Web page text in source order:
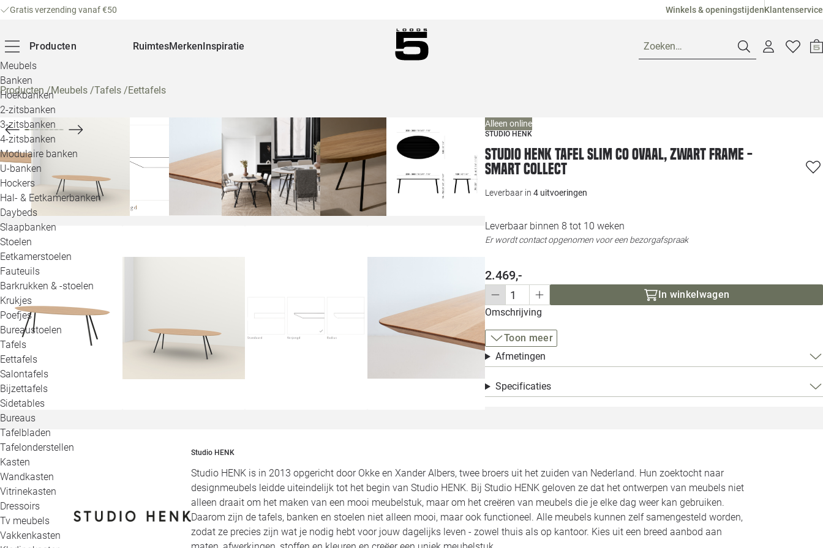
Gratis verzending vanaf €50 Winkels & openingstijdenKlantenservice
Producten
Meubels
Banken
Hoekbanken
2-zitsbanken
3-zitsbanken
4-zitsbanken
Modulaire banken
U-banken
Hockers
Hal- & Eetkamerbanken
Daybeds
Slaapbanken
Stoelen
Eetkamerstoelen
Fauteuils
Barkrukken & -stoelen
Krukjes
Poefjes
Bureaustoelen
Tafels
Eettafels
Salontafels
Bijzettafels
Sidetables
Bureaus
Tafelbladen
Tafelonderstellen
Kasten
Wandkasten
Vitrinekasten
Dressoirs
Tv meubels
Vakkenkasten
RuimtesMerkenInspiratie Zoeken…
Veelgestelde vragen
Loods 5
Alle
Producten/Meubels /Tafels /Eettafels
Alleen online
STUDIO HENK
Studio HENK tafel Slim Co Ovaal, zwart frame -
Smart Collect
Leverbaar in 4 uitvoeringen
Leverbaar binnen 8 tot 10 weken
Er wordt contact opgenomen voor een bezorgafspraak
2.469,-
In winkelwagen
Omschrijving
Toon meer
Afmetingen
Specificaties
Studio HENK
Studio HENK is in 2013 opgericht door Okke en Xander Albers, twee broers uit het zuiden van Nederland. Hun zoektocht naar
designmeubels leidde uiteindelijk tot het begin van Studio HENK. Bij Studio HENK geloven ze dat het ontwerpen van meubels niet
alleen draait om het maken van een mooi meubelstuk, maar om het creëren van meubels die je elke dag weer kan gebruiken.
Daarom zijn de tafels, banken en stoelen niet alleen mooi, maar ook functioneel. Alle meubels kunnen zelf samengesteld worden,
zodat ze precies zijn wat je nodig hebt voor jouw dagelijks leven - zowel thuis als op kantoor. Kies uit een breed aanbod aan